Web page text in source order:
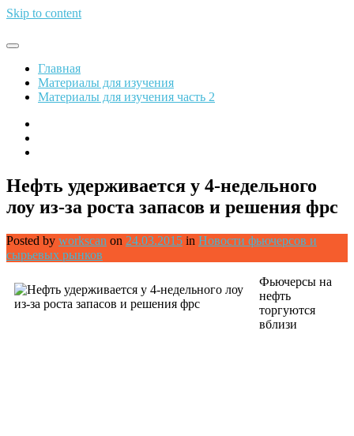
Skip to content
Обрети финансовую свободу
Главная
Материалы для изучения
Материалы для изучения часть 2
Нефть удерживается у 4-недельного
лоу из-за роста запасов и решения фрс
Posted by workscan on 24.03.2015 in Новости фьючерсов и
сырьевых рынков
Фьючерсы на
нефть
торгуются
вблизи